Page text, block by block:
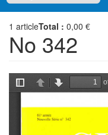
1 articleTotal : 0,00 €
No 342